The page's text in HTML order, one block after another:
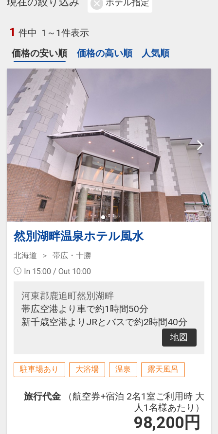
ホテル指定
1 件中 1～1件表示
価格の安い順
価格の高い順 人気順
然別湖畔温泉ホテル風水
北海道
帯広・十勝
In 15:00 / Out 10:00
河東郡鹿追町然別湖畔
帯広空港より車で約1時間50分
新千歳空港よりJRとバスで約2時間40分
地図
駐車場あり 大浴場 温泉 露天風呂
旅行代金
（航空券+宿泊 2名1室ご利用時 大
人1名様あたり）
98,200 円